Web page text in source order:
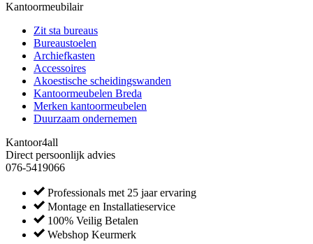
Kantoormeubilair
Zit sta bureaus
Bureaustoelen
Archiefkasten
Accessoires
Akoestische scheidingswanden
Kantoormeubelen Breda
Merken kantoormeubelen
Duurzaam ondernemen
Kantoor4all
Direct persoonlijk advies
076-5419066
Professionals met 25 jaar ervaring
Montage en Installatieservice
100% Veilig Betalen
Webshop Keurmerk